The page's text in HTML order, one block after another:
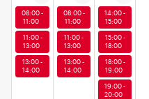
08:00 -
11:00
08:00 -
11:00
14:00 -
15:00
11:00 -
13:00
11:00 -
13:00
15:00 -
18:00
13:00 -
14:00
13:00 -
14:00
18:00 -
19:00
19:00 -
20:00